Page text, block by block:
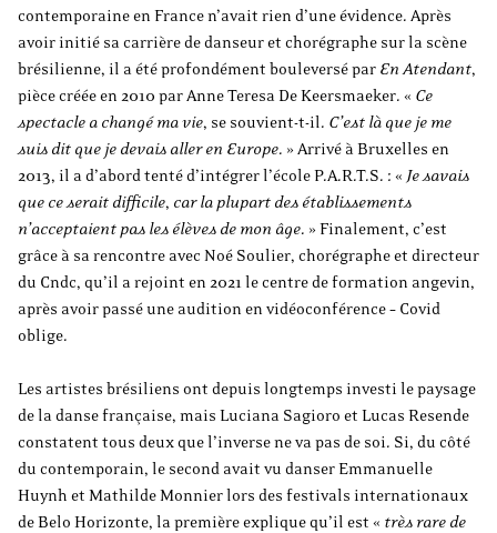
contemporaine en France n’avait rien d’une évidence. Après
avoir initié sa carrière de danseur et chorégraphe sur la scène
brésilienne, il a été profondément bouleversé par En Atendant,
pièce créée en 2010 par Anne Teresa De Keersmaeker. « Ce
spectacle a changé ma vie, se souvient-t-il. C’est là que je me
suis dit que je devais aller en Europe. » Arrivé à Bruxelles en
2013, il a d’abord tenté d’intégrer l’école P.A.R.T.S. : « Je savais
que ce serait difficile, car la plupart des établissements
n’acceptaient pas les élèves de mon âge. » Finalement, c’est
grâce à sa rencontre avec Noé Soulier, chorégraphe et directeur
du Cndc, qu’il a rejoint en 2021 le centre de formation angevin,
après avoir passé une audition en vidéoconférence – Covid
oblige.
Les artistes brésiliens ont depuis longtemps investi le paysage
de la danse française, mais Luciana Sagioro et Lucas Resende
constatent tous deux que l’inverse ne va pas de soi. Si, du côté
du contemporain, le second avait vu danser Emmanuelle
Huynh et Mathilde Monnier lors des festivals internationaux
de Belo Horizonte, la première explique qu’il est « très rare de